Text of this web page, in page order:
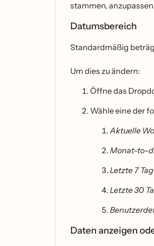
stammen, anzupassen.
Datumsbereich
Standardmäßig
Um dies zu ändern:
Öffne das
Wähle eine der
Aktuelle
Monat-to-
Letzte 7
Letzte 30
Daten anzeigen